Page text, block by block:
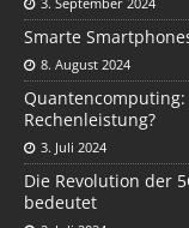
Smarte
8. August 2024
Rechenleistung?
3. Juli 2024
Die Revolution der
bedeutet